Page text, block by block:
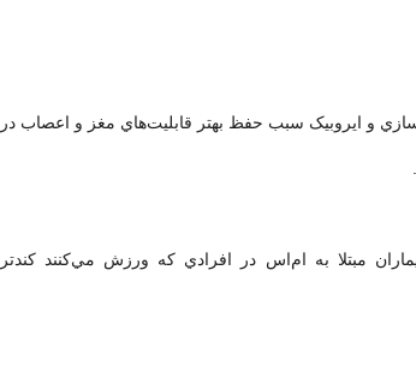
و ايروبيک سبب حفظ بهتر قابليت‌هاي مغز و اعصاب در
مبتلا به ام‌اس در افرادي که ورزش مي‌کنند کندتر